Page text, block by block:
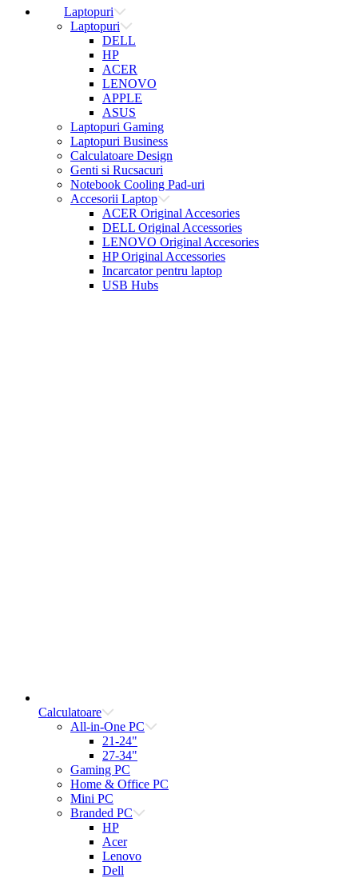
Laptopuri
Laptopuri
DELL
HP
ACER
LENOVO
APPLE
ASUS
Laptopuri Gaming
Laptopuri Business
Calculatoare Design
Genti si Rucsacuri
Notebook Cooling Pad-uri
Accesorii Laptop
ACER Original Accesories
DELL Original Accessories
LENOVO Original Accesories
HP Original Accessories
Incarcator pentru laptop
USB Hubs
Calculatoare
All-in-One PC
21-24"
27-34"
Gaming PC
Home & Office PC
Mini PC
Branded PC
HP
Acer
Lenovo
Dell